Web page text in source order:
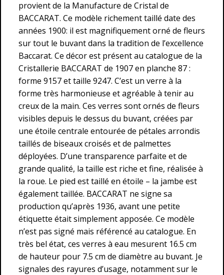
provient de la Manufacture de Cristal de
BACCARAT. Ce modèle richement taillé date des
années 1900: il est magnifiquement orné de fleurs
sur tout le buvant dans la tradition de l’excellence
Baccarat. Ce décor est présent au catalogue de la
Cristallerie BACCARAT de 1907 en planche 87 :
forme 9157 et taille 9247. C’est un verre à la
forme très harmonieuse et agréable à tenir au
creux de la main. Ces verres sont ornés de fleurs
visibles depuis le dessus du buvant, créées par
une étoile centrale entourée de pétales arrondis
taillés de biseaux croisés et de palmettes
déployées. D’une transparence parfaite et de
grande qualité, la taille est riche et fine, réalisée à
la roue. Le pied est taillé en étoile – la jambe est
également taillée. BACCARAT ne signe sa
production qu’après 1936, avant une petite
étiquette était simplement apposée. Ce modèle
n’est pas signé mais référencé au catalogue. En
très bel état, ces verres à eau mesurent 16.5 cm
de hauteur pour 7.5 cm de diamètre au buvant. Je
signales des rayures d’usage, notamment sur le